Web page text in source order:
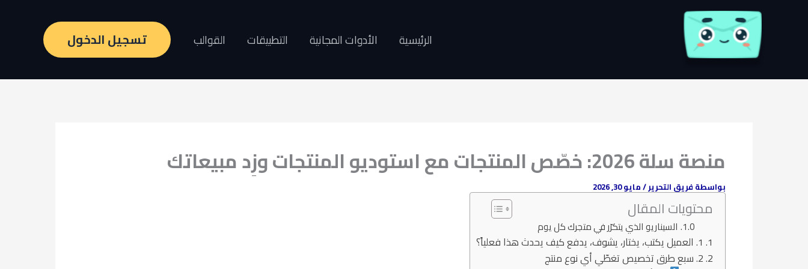
الرئيسية الأدوات المجانية التطبيقات القوالب تسجيل الدخول
منصة سلة 2026: خصّص المنتجات مع استوديو المنتجات وزِد مبيعاتك
بواسطة فريق التحرير/مايو 30, 2026
محتويات المقال
السيناريو الذي يتكرّر في متجرك كل يوم
1. العميل يكتب، يختار، يشوف، يدفع كيف يحدث هذا فعلياً؟
2. سبع طرق تخصيص تغطّي أي نوع منتج